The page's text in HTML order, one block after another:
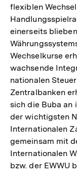
flexiblen
einerseits
Wechselkurse
wachsende
nationalen
Zentralbanken
sich die Buba an
der wichtigsten
Internationalen
gemeinsam mit
Internationalen
bzw. der EWWU